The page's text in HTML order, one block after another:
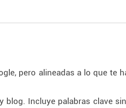
pero alineadas a lo que te
blog. Incluye palabras clave